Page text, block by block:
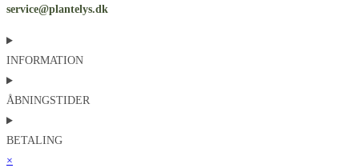
service@plantelys.dk
INFORMATION
ÅBNINGSTIDER
BETALING
×